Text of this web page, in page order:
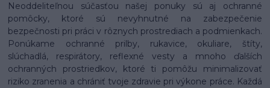
Neoddeliteľnou súčasťou našej ponuky sú aj ochranné
pomôcky, ktoré sú nevyhnutné na zabezpečenie
bezpečnosti pri práci v rôznych prostrediach a podmienkach.
Ponúkame ochranné prilby, rukavice, okuliare, štíty,
slúchadlá, respirátory, reflexné vesty a mnoho ďalších
ochranných prostriedkov, ktoré ti pomôžu minimalizovať
riziko zranenia a chrániť tvoje zdravie pri výkone práce. Každá